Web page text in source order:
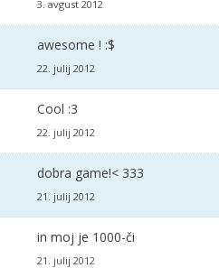
3. avgust 2012
awesome ! :$
22. julij 2012
Cool :3
22. julij 2012
dobra game!< 333
21. julij 2012
in moj je 1000-či
21. julij 2012